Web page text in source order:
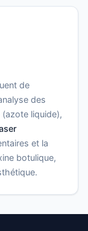
de
des
(azote liquide),
et la
botulique,